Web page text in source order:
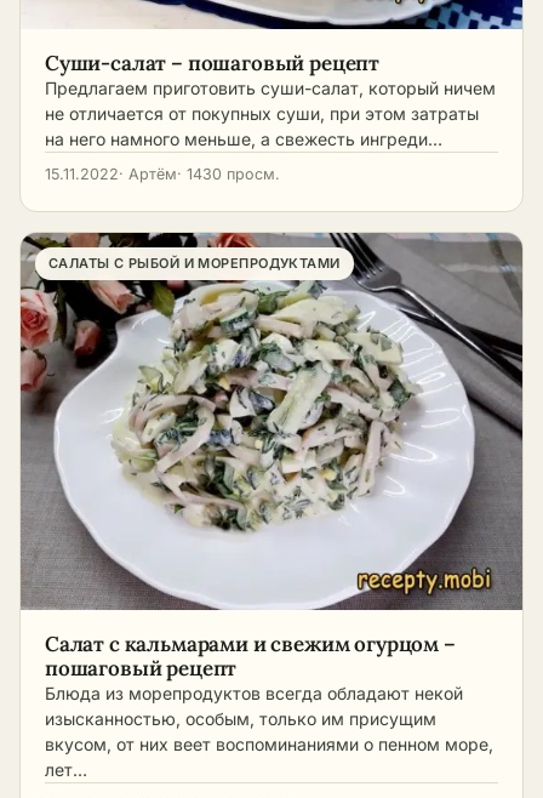
Суши-салат – пошаговый рецепт
Предлагаем приготовить суши-салат, который ничем
не отличается от покупных суши, при этом затраты
на него намного меньше, а свежесть ингреди…
15.11.2022· Артём· 1430 просм.
САЛАТЫ С РЫБОЙ И МОРЕПРОДУКТАМИ
Салат с кальмарами и свежим огурцом –
пошаговый рецепт
Блюда из морепродуктов всегда обладают некой
изысканностью, особым, только им присущим
вкусом, от них веет воспоминаниями о пенном море,
лет…